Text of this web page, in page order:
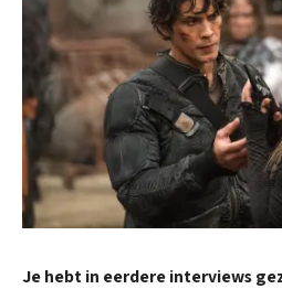
Je hebt in eerdere interviews